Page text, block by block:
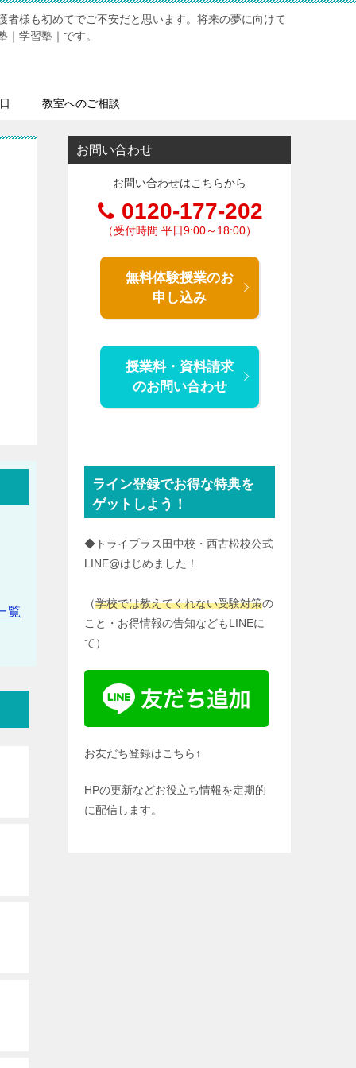
者様も初めてでご不安だと思います。将来の夢に向けて
学習塾｜です。
教室へのご相談
覧
お問い合わせ
お問い合わせはこちらから
0120-177-202
（受付時間 平日9:00～18:00）
無料体験授業のお
申し込み
授業料・資料請求
のお問い合わせ
ライン登録でお得な特典を
ゲットしよう！
◆トライプラス田中校・西古松校公式
LINE@はじめました！
（学校では教えてくれない受験対策の
こと・お得情報の告知などもLINEに
て）
お友だち登録はこちら↑
HPの更新などお役立ち情報を定期的
に配信します。